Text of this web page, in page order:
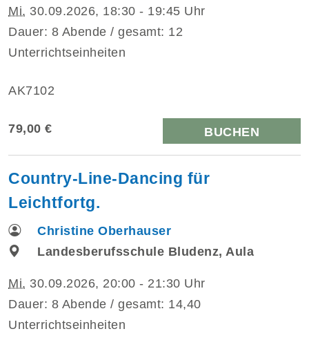
Mi. 30.09.2026, 18:30 - 19:45 Uhr
Dauer: 8 Abende / gesamt: 12
Unterrichtseinheiten
AK7102
79,00 € BUCHEN
Country-Line-Dancing für
Leichtfortg.
Christine Oberhauser
Landesberufsschule Bludenz, Aula
Mi. 30.09.2026, 20:00 - 21:30 Uhr
Dauer: 8 Abende / gesamt: 14,40
Unterrichtseinheiten